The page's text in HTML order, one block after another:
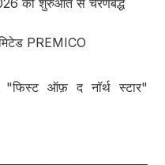
की शुरुआत से चरणबद्ध
PREMICO
"फिस्ट ऑफ़ द नॉर्थ स्टार"